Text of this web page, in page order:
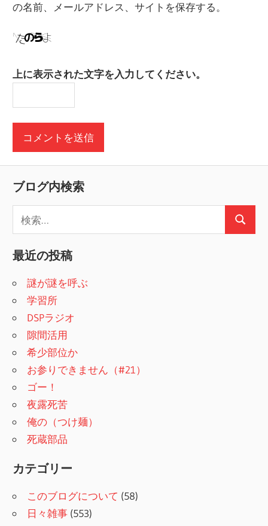
の名前、メールアドレス、サイトを保存する。
上に表示された文字を入力してください。
ブログ内検索
検
索
:
検
最近の投稿
謎が謎を呼ぶ
学習所
DSPラジオ
隙間活用
希少部位か
お参りできません（#21）
ゴー！
夜露死苦
俺の（つけ麺）
死蔵部品
カテゴリー
このブログについて (58)
日々雑事 (553)